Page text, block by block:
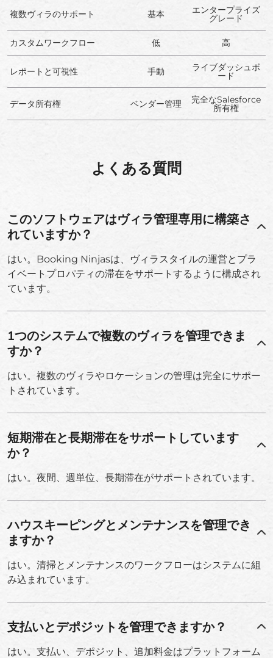
複数ヴィラのサポート 基本 エンタープライズ
グレード
カスタムワークフロー 低 高
レポートと可視性 手動 ライブダッシュボ
ード
データ所有権 ベンダー管理 完全なSalesforce
所有権
よくある質問
このソフトウェアはヴィラ管理専用に構築さ
れていますか？
はい。Booking Ninjasは、ヴィラスタイルの運営とプラ
イベートプロパティの滞在をサポートするように構成され
ています。
1つのシステムで複数のヴィラを管理できま
すか？
はい。複数のヴィラやロケーションの管理は完全にサポー
トされています。
短期滞在と長期滞在をサポートしています
か？
はい。夜間、週単位、長期滞在がサポートされています。
ハウスキーピングとメンテナンスを管理でき
ますか？
はい。清掃とメンテナンスのワークフローはシステムに組
み込まれています。
支払いとデポジットを管理できますか？
はい。支払い、デポジット、追加料金はプラットフォーム